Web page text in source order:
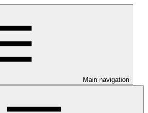
Main navigation